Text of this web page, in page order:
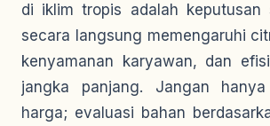
di iklim tropis adalah keputusan
secara langsung memengaruhi
kenyamanan karyawan, dan
jangka panjang. Jangan
harga; evaluasi bahan